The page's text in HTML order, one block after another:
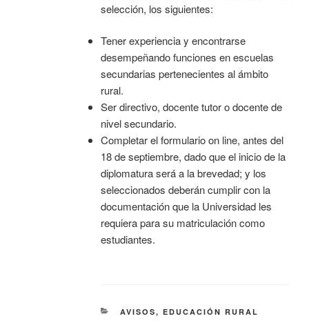
selección, los siguientes:
Tener experiencia y encontrarse
desempeñando funciones en escuelas
secundarias pertenecientes al ámbito
rural.
Ser directivo, docente tutor o docente de
nivel secundario.
Completar el formulario on line, antes del
18 de septiembre, dado que el inicio de la
diplomatura será a la brevedad; y los
seleccionados deberán cumplir con la
documentación que la Universidad les
requiera para su matriculación como
estudiantes.
AVISOS, EDUCACIÓN RURAL